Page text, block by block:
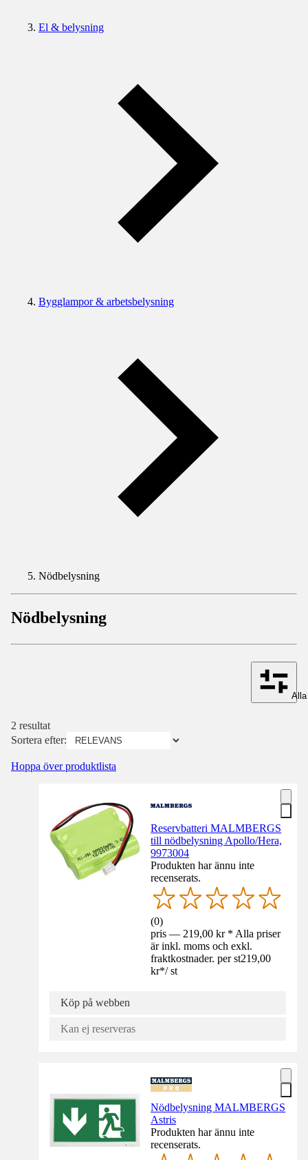
El & belysning
Bygglampor & arbetsbelysning
Nödbelysning
Nödbelysning
2 resultat
Sortera efter:
Hoppa över produktlista
Reservbatteri MALMBERGS
till nödbelysning Apollo/Hera,
9973004
Produkten har ännu inte
recenserats.
(0)
pris — 219,00 kr * Alla priser
är inkl. moms och exkl.
fraktkostnader. per st219,00
kr*/ st
Köp på webben
Kan ej reserveras
Nödbelysning MALMBERGS
Astris
Produkten har ännu inte
recenserats.